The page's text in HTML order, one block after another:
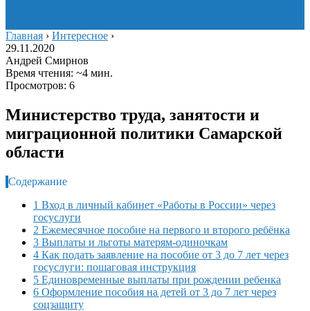
Главная › Интересное ›
29.11.2020
Андрей Смирнов
Время чтения: ~4 мин.
Просмотров: 6
Министерство труда, занятости и
миграционной политики Самарской
области
Содержание
1 Вход в личный кабинет «Работы в России» через
госуслуги
2 Ежемесячное пособие на первого и второго ребёнка
3 Выплаты и льготы матерям-одиночкам
4 Как подать заявление на пособие от 3 до 7 лет через
госуслуги: пошаговая инструкция
5 Единовременные выплаты при рождении ребенка
6 Оформление пособия на детей от 3 до 7 лет через
соцзащиту